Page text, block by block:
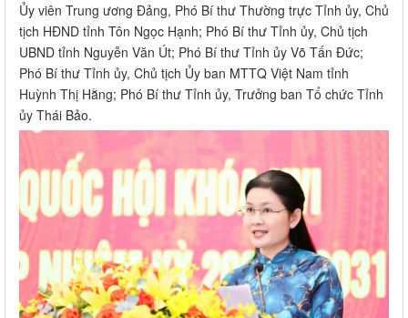
Ủy viên Trung ương Đảng, Phó Bí thư Thường trực Tỉnh ủy, Chủ
tịch HĐND tỉnh Tôn Ngọc Hạnh; Phó Bí thư Tỉnh ủy, Chủ tịch
UBND tỉnh Nguyễn Văn Út; Phó Bí thư Tỉnh ủy Võ Tấn Đức;
Phó Bí thư Tỉnh ủy, Chủ tịch Ủy ban MTTQ Việt Nam tỉnh
Huỳnh Thị Hằng; Phó Bí thư Tỉnh ủy, Trưởng ban Tổ chức Tỉnh
ủy Thái Bảo.